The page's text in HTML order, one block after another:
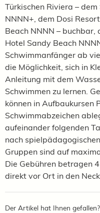
Türkischen Riviera –
NNNN+, dem Dosi
Beach NNNN –
Hotel Sandy Beach
Schwimmanfänger ab
die Möglichkeit, sich in
Anleitung mit dem
Schwimmen zu lernen.
können in Aufbaukursen
Schwimmabzeichen
aufeinander folgenden
nach
Gruppen sind auf
Die Gebühren betragen
direkt vor Ort in den
Der Artikel hat Ihnen